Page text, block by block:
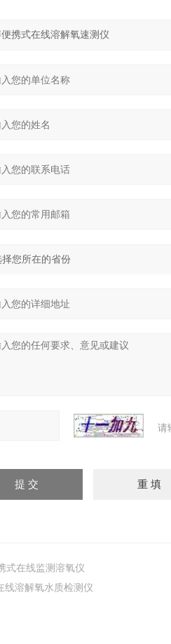
请
式在线监测溶氧仪
线溶解氧水质检测仪